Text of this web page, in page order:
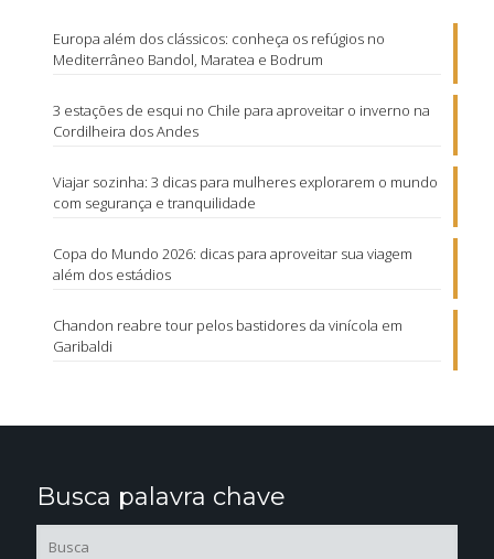
Europa além dos clássicos: conheça os refúgios no
Mediterrâneo Bandol, Maratea e Bodrum
3 estações de esqui no Chile para aproveitar o inverno na
Cordilheira dos Andes
Viajar sozinha: 3 dicas para mulheres explorarem o mundo
com segurança e tranquilidade
Copa do Mundo 2026: dicas para aproveitar sua viagem
além dos estádios
Chandon reabre tour pelos bastidores da vinícola em
Garibaldi
Busca palavra chave